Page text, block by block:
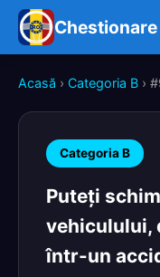
Chestionare
Acasă › Categoria B ›
Categoria B
Puteți
vehiculului,
într-un